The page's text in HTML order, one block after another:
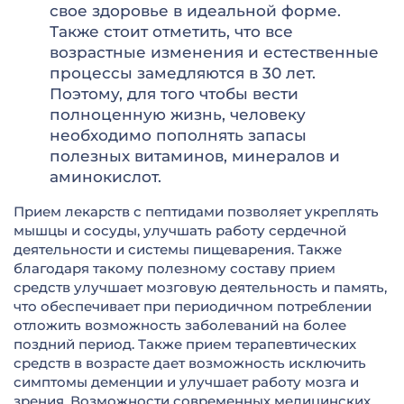
свое здоровье в идеальной форме.
Также стоит отметить, что все
возрастные изменения и естественные
процессы замедляются в 30 лет.
Поэтому, для того чтобы вести
полноценную жизнь, человеку
необходимо пополнять запасы
полезных витаминов, минералов и
аминокислот.
Прием лекарств с пептидами позволяет укреплять
мышцы и сосуды, улучшать работу сердечной
деятельности и системы пищеварения. Также
благодаря такому полезному составу прием
средств улучшает мозговую деятельность и память,
что обеспечивает при периодичном потреблении
отложить возможность заболеваний на более
поздний период. Также прием терапевтических
средств в возрасте дает возможность исключить
симптомы деменции и улучшает работу мозга и